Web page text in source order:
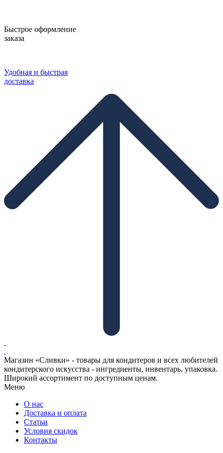
Быстрое оформление
заказа
Удобная и быстрая
доставка
Магазин «Сливки» - товары для кондитеров и всех любителей
кондитерского искусства - ингредиенты, инвентарь, упаковка.
Широкий ассортимент по доступным ценам.
Меню
О нас
Доставка и оплата
Статьи
Условия скидок
Контакты